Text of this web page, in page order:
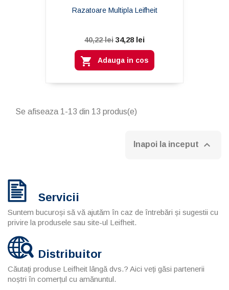
Razatoare Multipla Leifheit
40,22 lei 34,28 lei
 Adauga in cos
Se afiseaza 1-13 din 13 produs(e)
Inapoi la inceput 
Servicii
Suntem bucuroși să vă ajutăm în caz de întrebări și sugestii cu
privire la produsele sau site-ul Leifheit.
Distribuitor
Căutați produse Leifheit lângă dvs.? Aici veți găsi partenerii
noștri în comerțul cu amănuntul.